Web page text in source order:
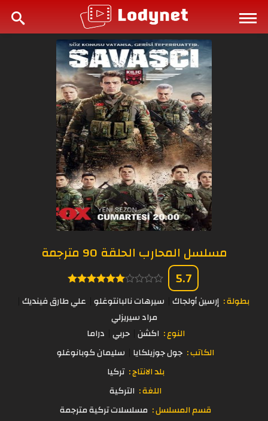
مسلسل المحارب الحلقة 90 مترجمة
5.7
بطولة : إرسين أولجاك سيرهات نالبانتوغلو علي طارق فينديك
مراد سيريزلي
النوع : اكشن حربي دراما
الكاتب : جول جوزيلكايا سليمان كوبانوغلو
بلد الانتاج : تركيا
اللغة : التركية
قسم المسلسل : مسلسلات تركية مترجمة